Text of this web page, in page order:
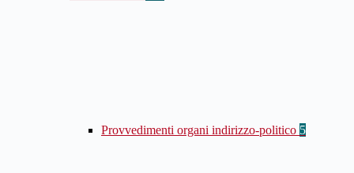
Provvedimenti organi indirizzo-politico 5